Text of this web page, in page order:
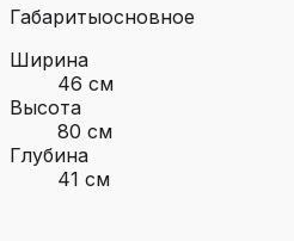
Габаритыосновное
Ширина
46 см
Высота
80 см
Глубина
41 см